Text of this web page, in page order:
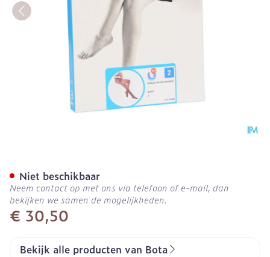
€ 30,50
Niet beschikbaar
Neem contact op met ons via telefoon of e-mail, dan
bekijken we samen de mogelijkheden.
Bekijk alle producten van Bota